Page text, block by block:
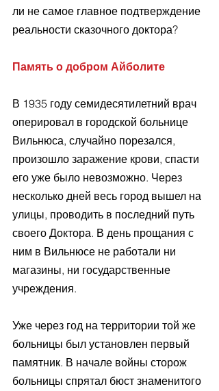
ли не самое главное подтверждение
реальности сказочного доктора?
Память о добром Айболите
В 1935 году семидесятилетний врач
оперировал в городской больнице
Вильнюса, случайно порезался,
произошло заражение крови, спасти
его уже было невозможно. Через
несколько дней весь город вышел на
улицы, проводить в последний путь
своего Доктора. В день прощания с
ним в Вильнюсе не работали ни
магазины, ни государственные
учреждения.
Уже через год на территории той же
больницы был установлен первый
памятник. В начале войны сторож
больницы спрятал бюст знаменитого